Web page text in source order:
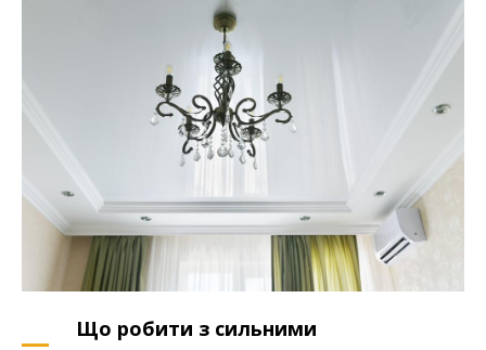
Що робити з сильними